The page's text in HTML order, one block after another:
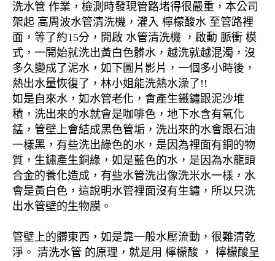
洗水管 作業，檢測時發現管路堵得很嚴重，本公司
架起 高周波水管清洗機，灌入 檸檬酸水 至管路裡
面，等了約15分，開啟 水管清洗機 ，啟動 脈衝 模
式，一開始就洗出黃白色髒水，越洗就越混濁，沒
多久變成了泥水，如下圖片影片，一個多小時後，
熱出水量恢復了，林小姐能洗熱水澡了!!
如是自來水，如水管老化，會產生鐵鏽跟泥沙堆
積，洗出來的水就會是咖啡色，地下水含有氧化
錳，管壁上會結成黑色管垢，洗出來的水會跟石油
一樣黑，有些洗出綠色的水，是因為裡面有銅的物
質，生鏽產生銅綠，如是藍色的水，是因為水龍頭
合金的養化造成，有些水管洗出像洗米水一樣，水
會是黃白色，這說明水管裡面沒有生鏽，所以只洗
出水管壁的生物膜。
管壁上的髒東西，如是靠一般水壓流動，很難清乾
淨。 清洗水管 的原理，就是用 檸檬酸 ， 檸檬酸呈